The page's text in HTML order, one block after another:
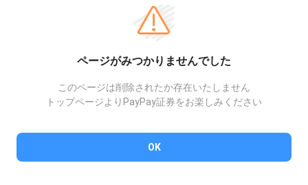
ページがみつかりませんでした
このページは削除されたか存在いたしません
トップページよりPayPay証券をお楽しみください
OK